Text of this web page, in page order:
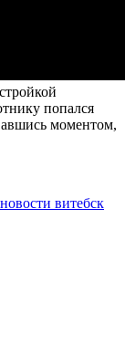
попался
моментом,
новости витебск